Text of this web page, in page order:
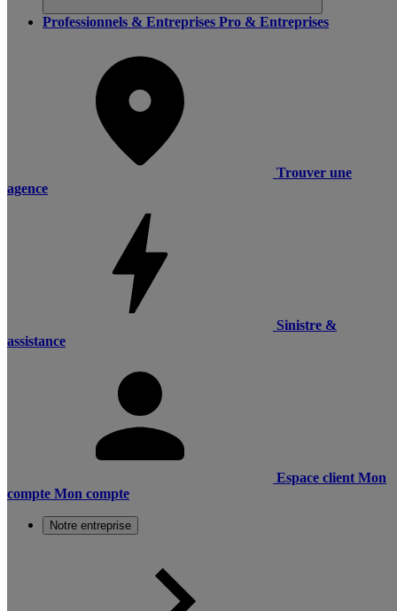
Professionnels & Entreprises Pro & Entreprises
Trouver une
agence
Sinistre &
assistance
Espace client Mon
compte Mon compte
Notre entreprise